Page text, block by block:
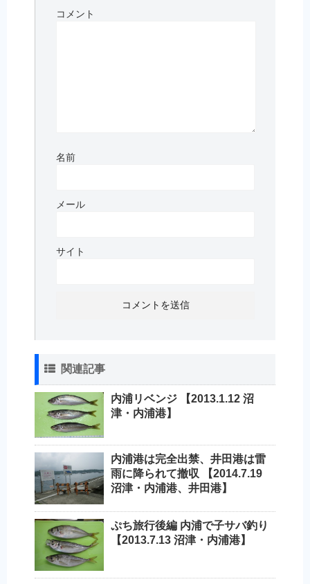
コメント
名前
メール
サイト
関連記事
内浦リベンジ 【2013.1.12 沼
津・内浦港】
内浦港は完全出禁、井田港は雷
雨に降られて撤収 【2014.7.19
沼津・内浦港、井田港】
ぷち旅行後編 内浦で子サバ釣り
【2013.7.13 沼津・内浦港】